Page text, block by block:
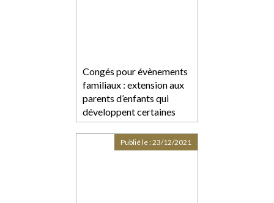
Congés pour évènements
familiaux : extension aux
parents d’enfants qui
développent certaines
pathologies chroniques
ou cancersPublié le :23/12/2021